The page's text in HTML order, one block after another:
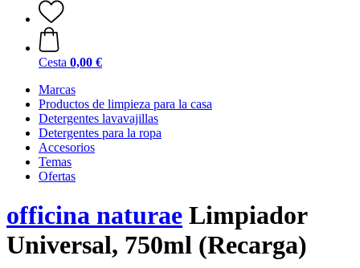
Cesta 0,00 €
Marcas
Productos de limpieza para la casa
Detergentes lavavajillas
Detergentes para la ropa
Accesorios
Temas
Ofertas
officina naturae Limpiador
Universal, 750ml (Recarga)